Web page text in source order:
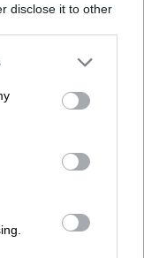
disclose it to other
DE LA